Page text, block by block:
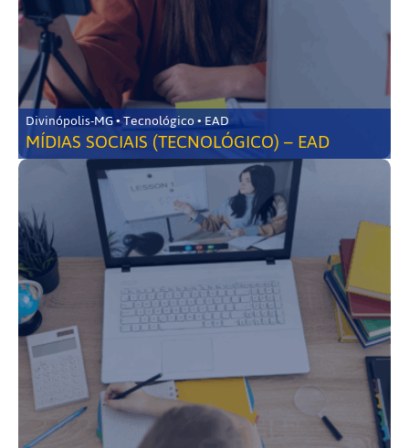
Divinópolis-MG • Tecnológico • EAD
MÍDIAS SOCIAIS (TECNOLÓGICO) – EAD